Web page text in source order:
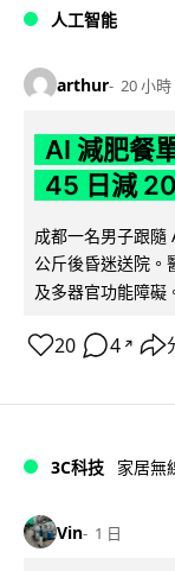
人工智能
arthur 20 小時
AI 減肥餐
45 日減
成都一名男子跟隨
公斤後昏迷送院。
及多器官功能障礙
20 4 ↗
3C科技 家居無
Vin 1 日